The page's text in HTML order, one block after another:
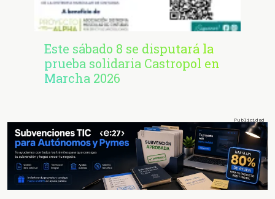
Este sábado 8 se disputará la
prueba solidaria Castropol en
Marcha 2026